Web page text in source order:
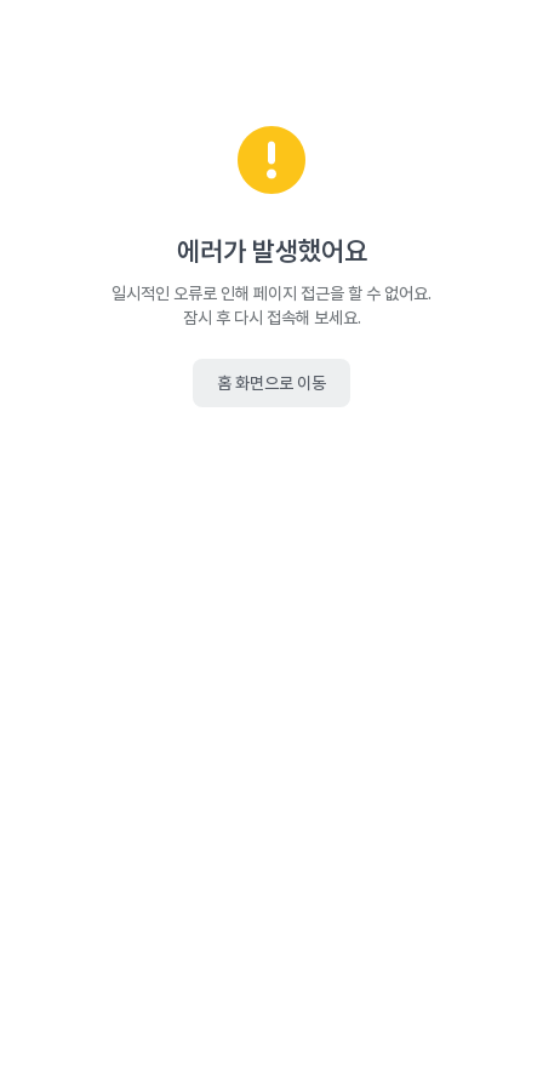
에러가 발생했어요
일시적인 오류로 인해 페이지 접근을 할 수 없어요.
잠시 후 다시 접속해 보세요.
홈 화면으로 이동